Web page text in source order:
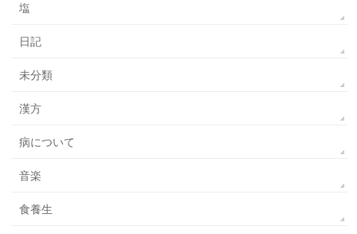
塩
日記
未分類
漢方
病について
音楽
食養生